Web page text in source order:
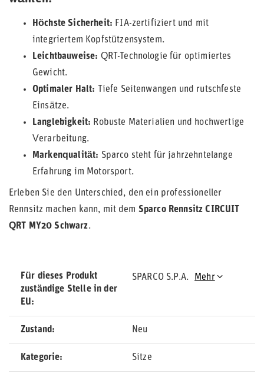
Höchste Sicherheit: FIA-zertifiziert und mit
integriertem Kopfstützensystem.
Leichtbauweise: QRT-Technologie für optimiertes
Gewicht.
Optimaler Halt: Tiefe Seitenwangen und rutschfeste
Einsätze.
Langlebigkeit: Robuste Materialien und hochwertige
Verarbeitung.
Markenqualität: Sparco steht für jahrzehntelange
Erfahrung im Motorsport.
Erleben Sie den Unterschied, den ein professioneller
Rennsitz machen kann, mit dem Sparco Rennsitz CIRCUIT
QRT MY20 Schwarz.
Für dieses Produkt
zuständige Stelle in der
EU
SPARCO S.P.A. Mehr
Zustand Neu
Kategorie Sitze